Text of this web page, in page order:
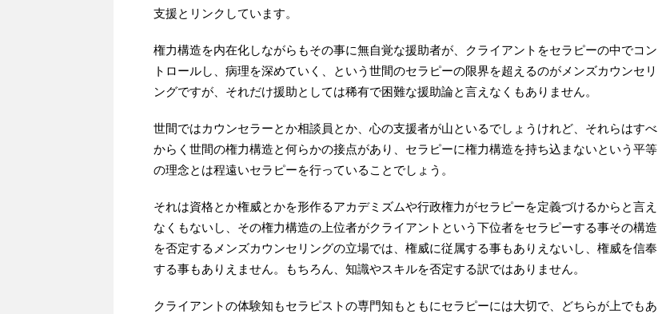
支援とリンクしています。
権力構造を内在化しながらもその事に無自覚な援助者が、クライアントをセラピーの中でコン
トロールし、病理を深めていく、という世間のセラピーの限界を超えるのがメンズカウンセリ
ングですが、それだけ援助としては稀有で困難な援助論と言えなくもありません。
世間ではカウンセラーとか相談員とか、心の支援者が山といるでしょうけれど、それらはすべ
からく世間の権力構造と何らかの接点があり、セラピーに権力構造を持ち込まないという平等
の理念とは程遠いセラピーを行っていることでしょう。
それは資格とか権威とかを形作るアカデミズムや行政権力がセラピーを定義づけるからと言え
なくもないし、その権力構造の上位者がクライアントという下位者をセラピーする事その構造
を否定するメンズカウンセリングの立場では、権威に従属する事もありえないし、権威を信奉
する事もありえません。もちろん、知識やスキルを否定する訳ではありません。
クライアントの体験知もセラピストの専門知もともにセラピーには大切で、どちらが上でもあ